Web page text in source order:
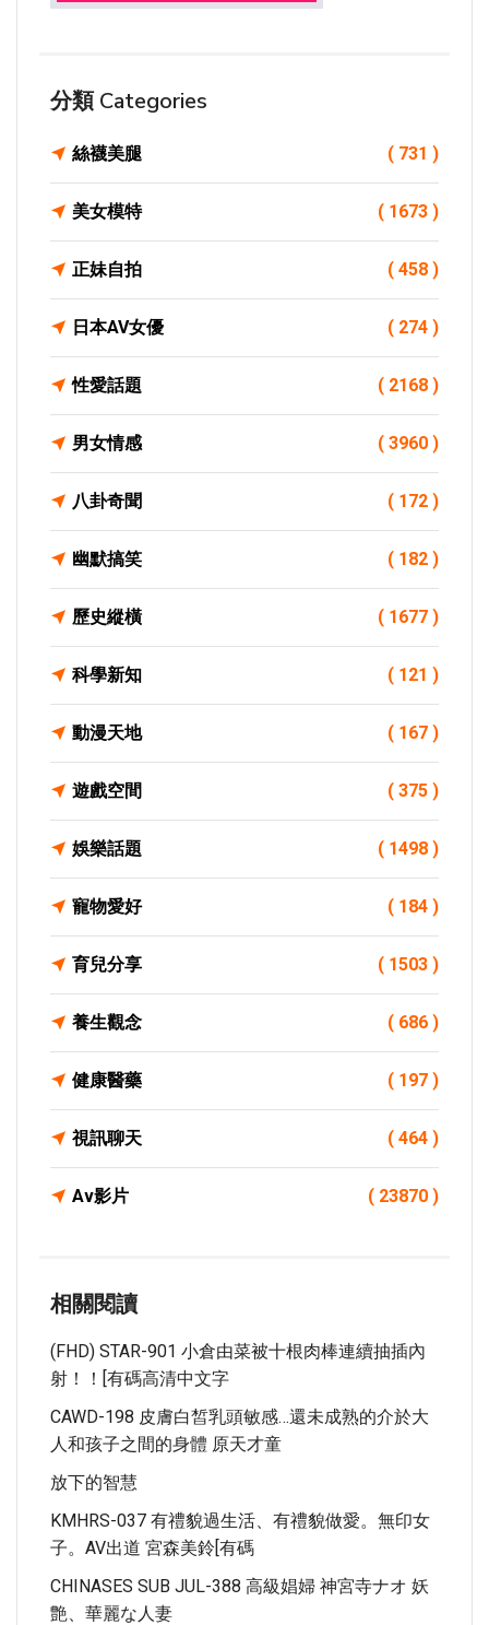
分類 Categories
絲襪美腿 ( 731 )
美女模特 ( 1673 )
正妹自拍 ( 458 )
日本AV女優 ( 274 )
性愛話題 ( 2168 )
男女情感 ( 3960 )
八卦奇聞 ( 172 )
幽默搞笑 ( 182 )
歷史縱橫 ( 1677 )
科學新知 ( 121 )
動漫天地 ( 167 )
遊戲空間 ( 375 )
娛樂話題 ( 1498 )
寵物愛好 ( 184 )
育兒分享 ( 1503 )
養生觀念 ( 686 )
健康醫藥 ( 197 )
視訊聊天 ( 464 )
Av影片 ( 23870 )
相關閱讀
(FHD) STAR-901 小倉由菜被十根肉棒連續抽插內
射！！[有碼高清中文字
CAWD-198 皮膚白皙乳頭敏感…還未成熟的介於大
人和孩子之間的身體 原天才童
放下的智慧
KMHRS-037 有禮貌過生活、有禮貌做愛。無印女
子。AV出道 宮森美鈴[有碼
CHINASES SUB JUL-388 高級娼婦 神宮寺ナオ 妖
艶、華麗な人妻